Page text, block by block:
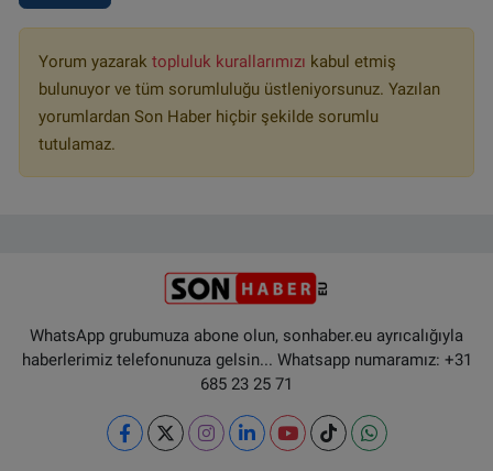
Yorum yazarak topluluk kurallarımızı kabul etmiş
bulunuyor ve tüm sorumluluğu üstleniyorsunuz. Yazılan
yorumlardan Son Haber hiçbir şekilde sorumlu
tutulamaz.
WhatsApp grubumuza abone olun, sonhaber.eu ayrıcalığıyla
haberlerimiz telefonunuza gelsin... Whatsapp numaramız: +31
685 23 25 71